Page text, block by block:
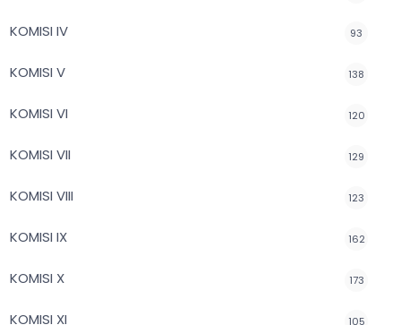
KOMISI IV 93
KOMISI V 138
KOMISI VI 120
KOMISI VII 129
KOMISI VIII 123
KOMISI IX 162
KOMISI X 173
KOMISI XI 105